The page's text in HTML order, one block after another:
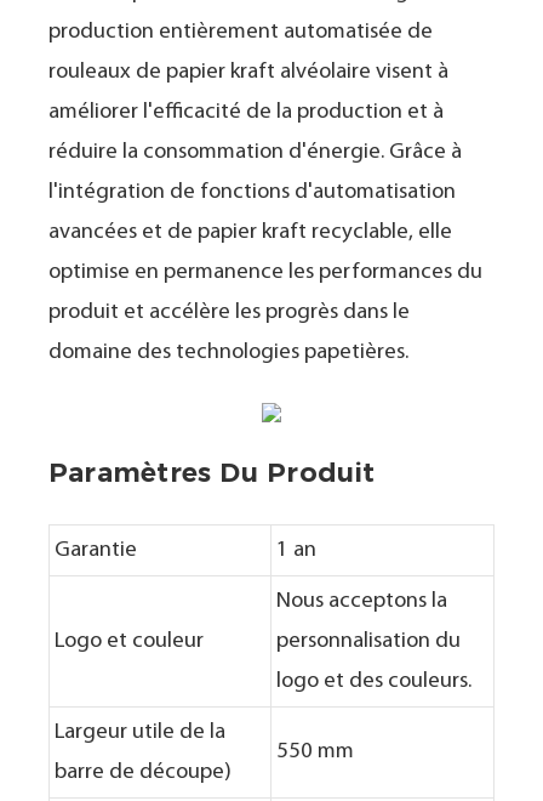
production entièrement automatisée de
rouleaux de papier kraft alvéolaire visent à
améliorer l'efficacité de la production et à
réduire la consommation d'énergie. Grâce à
l'intégration de fonctions d'automatisation
avancées et de papier kraft recyclable, elle
optimise en permanence les performances du
produit et accélère les progrès dans le
domaine des technologies papetières.
Paramètres Du Produit
Garantie 1 an
Logo et couleur
Nous acceptons la
personnalisation du
logo et des couleurs.
Largeur utile de la
barre de découpe)
550 mm